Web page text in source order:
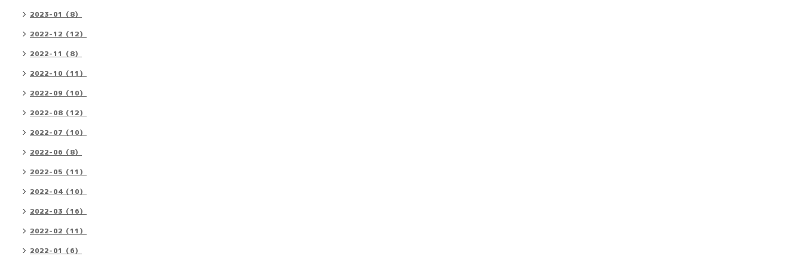
2023-01（8）
2022-12（12）
2022-11（8）
2022-10（11）
2022-09（10）
2022-08（12）
2022-07（10）
2022-06（8）
2022-05（11）
2022-04（10）
2022-03（16）
2022-02（11）
2022-01（6）